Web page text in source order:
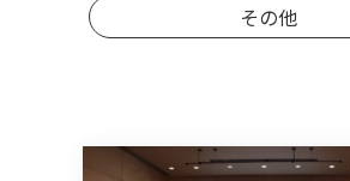
その他